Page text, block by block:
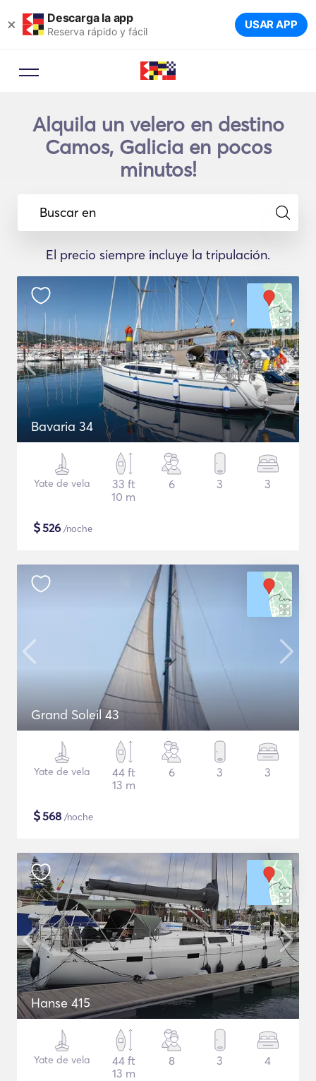
× Descarga la app
Reserva rápido y fácil USAR APP
Alquila un velero en destino
Camos, Galicia en pocos
minutos!
Buscar en
El precio siempre incluye la tripulación.
Bavaria 34
Yate de vela
33 ft
10 m
6 3 3
$526 /noche
Grand Soleil 43
Yate de vela
44 ft
13 m
6 3 3
$568 /noche
Hanse 415
Yate de vela
44 ft
13 m
8 3 4